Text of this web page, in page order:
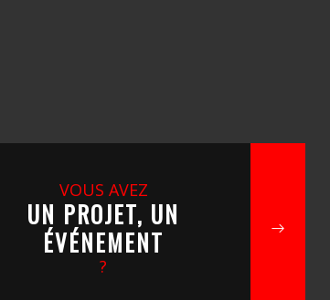
VOUS AVEZ
UN PROJET, UN
ÉVÉNEMENT
?